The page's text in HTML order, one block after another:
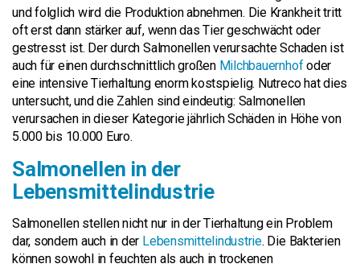
und folglich wird die Produktion abnehmen. Die Krankheit tritt
oft erst dann stärker auf, wenn das Tier geschwächt oder
gestresst ist. Der durch Salmonellen verursachte Schaden ist
auch für einen durchschnittlich großen Milchbauernhofoder
eine intensive Tierhaltung enorm kostspielig. Nutreco hat dies
untersucht, und die Zahlen sind eindeutig: Salmonellen
verursachen in dieser Kategorie jährlich Schäden in Höhe von
5.000 bis 10.000 Euro.
Salmonellen in der
Lebensmittelindustrie
Salmonellen stellen nicht nur in der Tierhaltung ein Problem
dar, sondern auch in der Lebensmittelindustrie. Die Bakterien
können sowohl in feuchten als auch in trockenen